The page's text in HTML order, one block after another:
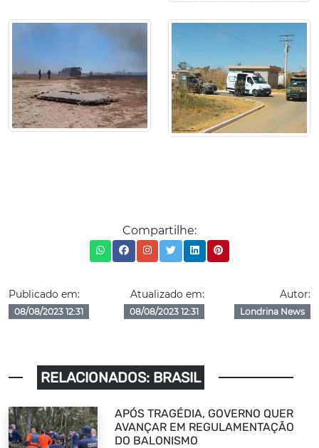
Compartilhe:
Publicado em:
08/08/2023 12:31
Atualizado em:
08/08/2023 12:31
Autor:
Londrina News
RELACIONADOS: BRASIL
APÓS TRAGÉDIA, GOVERNO QUER
AVANÇAR EM REGULAMENTAÇÃO
DO BALONISMO